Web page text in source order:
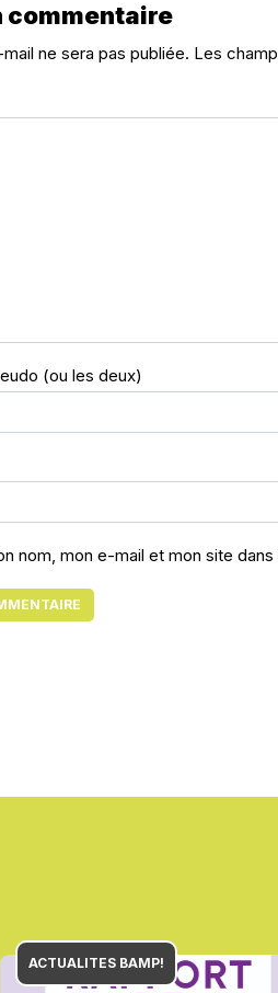
commentaire
ne sera pas publiée. Les
(ou les deux)
nom, mon e-mail et mon site
ACTUALITES BAMP!